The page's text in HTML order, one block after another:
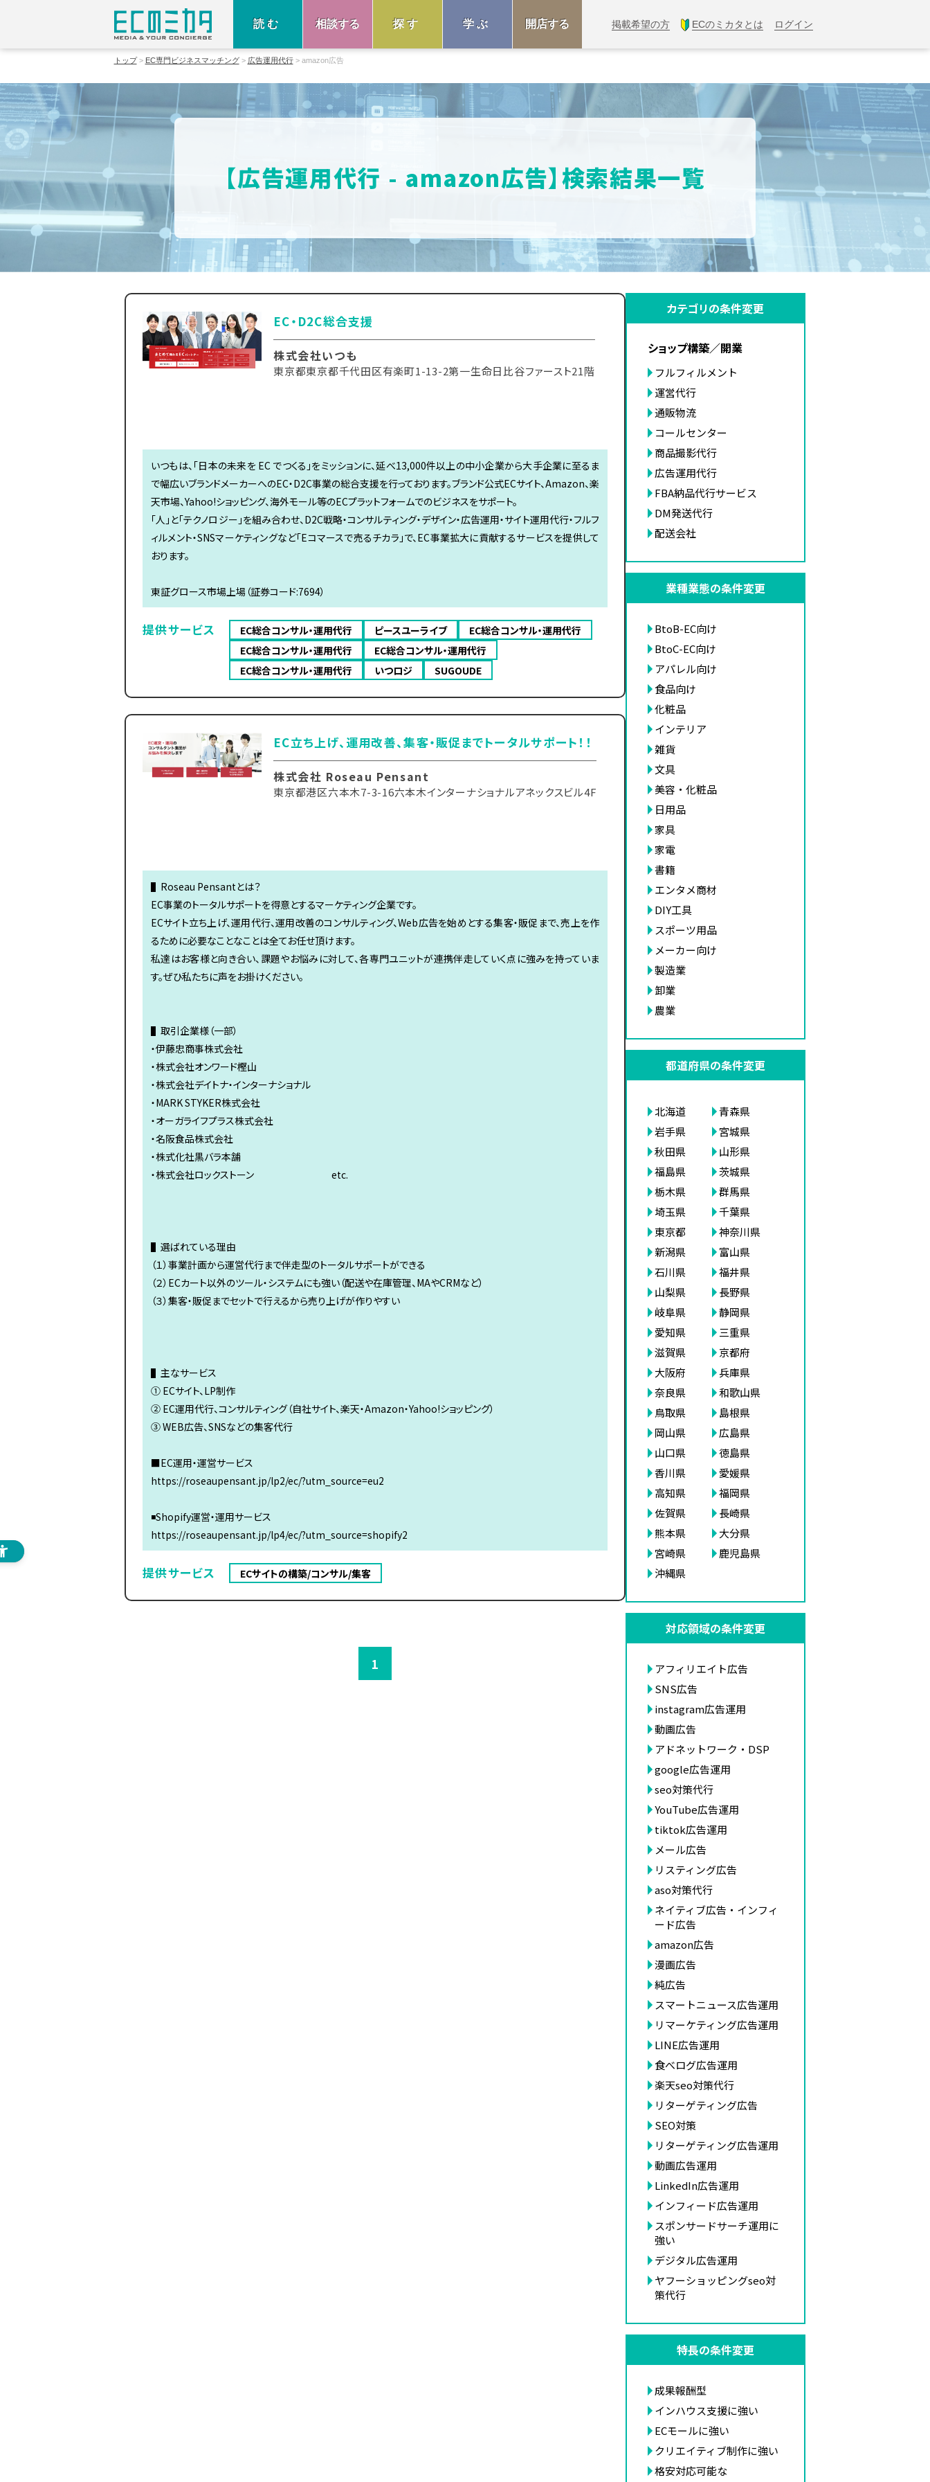
読む 相談する 探す 学ぶ 開店する 掲載希望の方 ECのミカタとは ログイン
トップ EC専門ビジネスマッチング 広告運用代行 amazon広告
【広告運用代行 - amazon広告】検索結果一覧
EC・D2C総合支援
株式会社いつも
東京都東京都千代田区有楽町1-13-2第一生命日比谷ファースト21階
いつもは、「日本の未来を EC でつくる」をミッションに、延べ13,000件以上の中小企業から大手企業に至るま
で幅広いブランドメーカーへのEC・D2C事業の総合支援を行っております。ブランド公式ECサイト、Amazon、楽
天市場、Yahoo!ショッピング、海外モール等のECプラットフォームでのビジネスをサポート。
「人」と「テクノロジー」を組み合わせ、D2C戦略・コンサルティング・デザイン・広告運用・サイト運用代行・フルフ
ィルメント・SNSマーケティングなど「Eコマースで売るチカラ」で、EC事業拡大に貢献するサービスを提供して
おります。
東証グロース市場上場（証券コード:7694）
提供サービス EC総合コンサル・運用代行 ピースユーライブ
EC総合コンサル・運用代行
EC総合コンサル・運用代行
EC総合コンサル・運用代行
EC総合コンサル・運用代行
いつロジ SUGOUDE
EC立ち上げ、運用改善、集客・販促までトータルサポート！！
株式会社 Roseau Pensant
東京都港区六本木7-3-16六本木インターナショナルアネックスビル4F
▌Roseau Pensantとは？
EC事業のトータルサポートを得意とするマーケティング企業です。
ECサイト立ち上げ、運用代行、運用改善のコンサルティング、Web広告を始めとする集客・販促まで、売上を作
るために必要なことなことは全てお任せ頂けます。
私達はお客様と向き合い、課題やお悩みに対して、各専門ユニットが連携伴走していく点に強みを持っていま
す。ぜひ私たちに声をお掛けください。
▌取引企業様（一部）
・伊藤忠商事株式会社
・株式会社オンワード樫山
・株式会社デイトナ・インターナショナル
・MARK STYKER株式会社
・オーガライフプラス株式会社
・名阪食品株式会社
・株式化社黒バラ本舗
・株式会社ロックストーン etc.
▌選ばれている理由
（１）事業計画から運営代行まで伴走型のトータルサポートができる
（２）ECカート以外のツール・システムにも強い（配送や在庫管理、MAやCRMなど）
（３）集客・販促までセットで行えるから売り上げが作りやすい
▌主なサービス
① ECサイト、LP制作
② EC運用代行、コンサルティング（自社サイト、楽天・Amazon・Yahoo!ショッピング）
③ WEB広告、SNSなどの集客代行
■EC運用・運営サービス
https://roseaupensant.jp/lp2/ec/?utm_source=eu2
◾️Shopify運営・運用サービス
https://roseaupensant.jp/lp4/ec/?utm_source=shopify2
提供サービス ECサイトの構築/コンサル/集客
1
カテゴリの条件変更
ショップ構築／開業
フルフィルメント
運営代行
通販物流
コールセンター
商品撮影代行
広告運用代行
FBA納品代行サービス
DM発送代行
配送会社
業種業態の条件変更
BtoB-EC向け
BtoC-EC向け
アパレル向け
食品向け
化粧品
インテリア
雑貨
文具
美容・化粧品
日用品
家具
家電
書籍
エンタメ商材
DIY工具
スポーツ用品
メーカー向け
製造業
卸業
農業
都道府県の条件変更
北海道
青森県
岩手県
宮城県
秋田県
山形県
福島県
茨城県
栃木県
群馬県
埼玉県
千葉県
東京都
神奈川県
新潟県
富山県
石川県
福井県
山梨県
長野県
岐阜県
静岡県
愛知県
三重県
滋賀県
京都府
大阪府
兵庫県
奈良県
和歌山県
鳥取県
島根県
岡山県
広島県
山口県
徳島県
香川県
愛媛県
高知県
福岡県
佐賀県
長崎県
熊本県
大分県
宮崎県
鹿児島県
沖縄県
対応領域の条件変更
アフィリエイト広告
SNS広告
instagram広告運用
動画広告
アドネットワーク・DSP
google広告運用
seo対策代行
YouTube広告運用
tiktok広告運用
メール広告
リスティング広告
aso対策代行
ネイティブ広告・インフィ
ード広告
amazon広告
漫画広告
純広告
スマートニュース広告運用
リマーケティング広告運用
LINE広告運用
食べログ広告運用
楽天seo対策代行
リターゲティング広告
SEO対策
リターゲティング広告運用
動画広告運用
LinkedIn広告運用
インフィード広告運用
スポンサードサーチ運用に
強い
デジタル広告運用
ヤフーショッピングseo対
策代行
特長の条件変更
成果報酬型
インハウス支援に強い
ECモールに強い
クリエイティブ制作に強い
格安対応可能な